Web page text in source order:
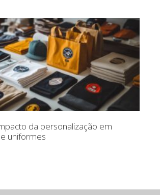
da personalização em
uniformes